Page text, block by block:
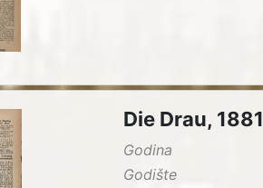
Die Drau, 1881
Godina
Godište